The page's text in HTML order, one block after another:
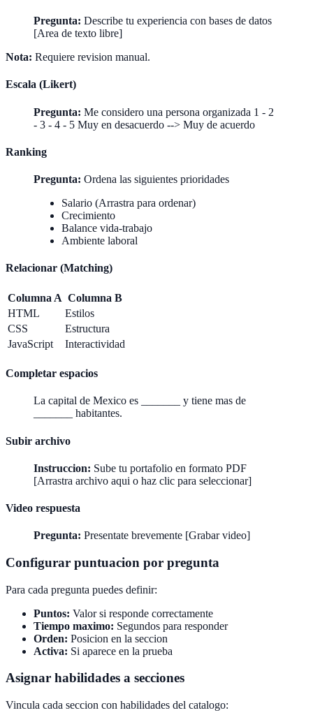
Pregunta: Describe tu experiencia con bases de datos
[Area de texto libre]
Nota: Requiere revision manual.
Escala (Likert)
Pregunta: Me considero una persona organizada 1 - 2
- 3 - 4 - 5 Muy en desacuerdo --> Muy de acuerdo
Ranking
Pregunta: Ordena las siguientes prioridades
Salario (Arrastra para ordenar)
Crecimiento
Balance vida-trabajo
Ambiente laboral
Relacionar (Matching)
Columna A Columna B
HTML
Estilos
CSS
Estructura
JavaScript
Interactividad
Completar espacios
La capital de Mexico es _______ y tiene mas de
_______ habitantes.
Subir archivo
Instruccion: Sube tu portafolio en formato PDF
[Arrastra archivo aqui o haz clic para seleccionar]
Video respuesta
Pregunta: Presentate brevemente [Grabar video]
Configurar puntuacion por pregunta
Para cada pregunta puedes definir:
Puntos: Valor si responde correctamente
Tiempo maximo: Segundos para responder
Orden: Posicion en la seccion
Activa: Si aparece en la prueba
Asignar habilidades a secciones
Vincula cada seccion con habilidades del catalogo: